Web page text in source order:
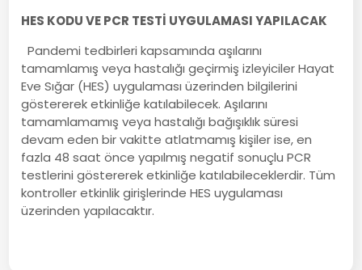
HES KODU VE PCR TESTİ UYGULAMASI YAPILACAK
Pandemi tedbirleri kapsamında aşılarını
tamamlamış veya hastalığı geçirmiş izleyiciler Hayat
Eve Sığar (HES) uygulaması üzerinden bilgilerini
göstererek etkinliğe katılabilecek. Aşılarını
tamamlamamış veya hastalığı bağışıklık süresi
devam eden bir vakitte atlatmamış kişiler ise, en
fazla 48 saat önce yapılmış negatif sonuçlu PCR
testlerini göstererek etkinliğe katılabileceklerdir. Tüm
kontroller etkinlik girişlerinde HES uygulaması
üzerinden yapılacaktır.